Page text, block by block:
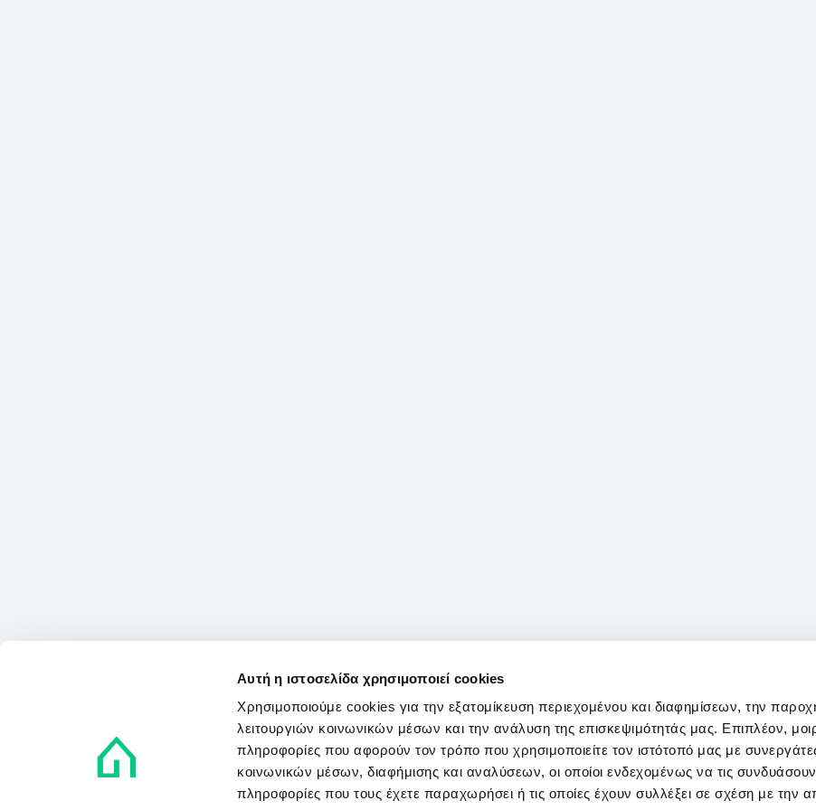
Αυτή η ιστοσελίδα χρησιμοποιεί cookies
Χρησιμοποιούμε cookies για την εξατομίκευση περιεχομένου και διαφημίσεων, την
λειτουργιών κοινωνικών μέσων και την ανάλυση της επισκεψιμότητάς μας. Επιπλέον,
πληροφορίες που αφορούν τον τρόπο που χρησιμοποιείτε τον ιστότοπό μας με
κοινωνικών μέσων, διαφήμισης και αναλύσεων, οι οποίοι ενδεχομένως να τις
πληροφορίες που τους έχετε παραχωρήσει ή τις οποίες έχουν συλλέξει σε σχέση με την